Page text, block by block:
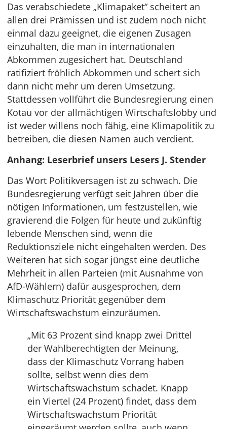
Das verabschiedete „Klimapaket“ scheitert an
allen drei Prämissen und ist zudem noch nicht
einmal dazu geeignet, die eigenen Zusagen
einzuhalten, die man in internationalen
Abkommen zugesichert hat. Deutschland
ratifiziert fröhlich Abkommen und schert sich
dann nicht mehr um deren Umsetzung.
Stattdessen vollführt die Bundesregierung einen
Kotau vor der allmächtigen Wirtschaftslobby und
ist weder willens noch fähig, eine Klimapolitik zu
betreiben, die diesen Namen auch verdient.
Anhang: Leserbrief unsers Lesers J. Stender
Das Wort Politikversagen ist zu schwach. Die
Bundesregierung verfügt seit Jahren über die
nötigen Informationen, um festzustellen, wie
gravierend die Folgen für heute und zukünftig
lebende Menschen sind, wenn die
Reduktionsziele nicht eingehalten werden. Des
Weiteren hat sich sogar jüngst eine deutliche
Mehrheit in allen Parteien (mit Ausnahme von
AfD-Wählern) dafür ausgesprochen, dem
Klimaschutz Priorität gegenüber dem
Wirtschaftswachstum einzuräumen.
„Mit 63 Prozent sind knapp zwei Drittel
der Wahlberechtigten der Meinung,
dass der Klimaschutz Vorrang haben
sollte, selbst wenn dies dem
Wirtschaftswachstum schadet. Knapp
ein Viertel (24 Prozent) findet, dass dem
Wirtschaftswachstum Priorität